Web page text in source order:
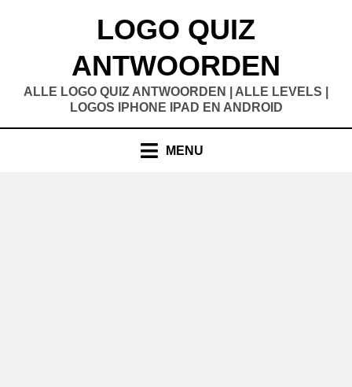
LOGO QUIZ
ANTWOORDEN
ALLE LOGO QUIZ ANTWOORDEN | ALLE LEVELS |
LOGOS IPHONE IPAD EN ANDROID
MENU